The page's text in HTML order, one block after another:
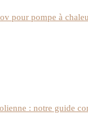
pour pompe à
: notre guide